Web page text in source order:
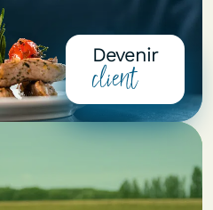
Devenir
client